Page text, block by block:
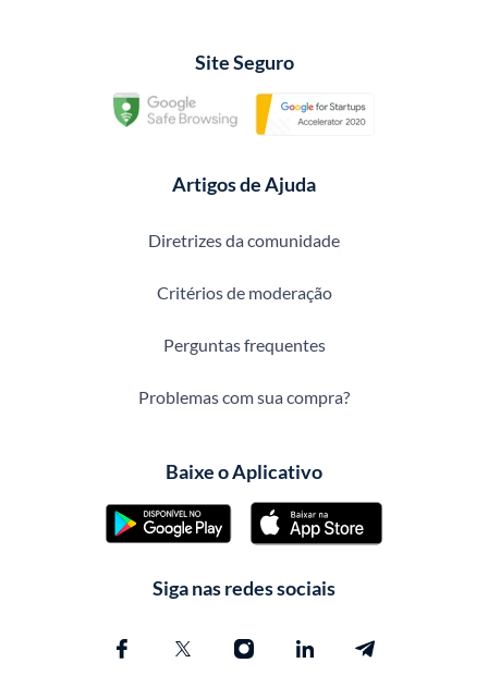
Site Seguro
Artigos de Ajuda
Diretrizes da comunidade
Critérios de moderação
Perguntas frequentes
Problemas com sua compra?
Baixe o Aplicativo
Siga nas redes sociais